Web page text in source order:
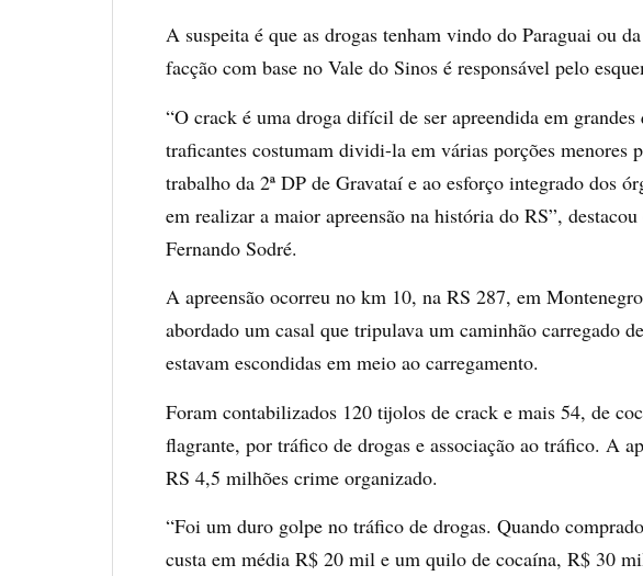
A suspeita é que as drogas tenham vindo do Paraguai ou
facção com base no Vale do Sinos é responsável pelo
“O crack é uma droga difícil de ser apreendida em grandes
traficantes costumam dividi-la em várias porções menores
trabalho da 2ª DP de Gravataí e ao esforço integrado dos
em realizar a maior apreensão na história do RS”,
Fernando Sodré.
A apreensão ocorreu no km 10, na RS 287, em
abordado um casal que tripulava um caminhão carregado
estavam escondidas em meio ao carregamento.
Foram contabilizados 120 tijolos de crack e mais 54, de
flagrante, por tráfico de drogas e associação ao tráfico. A
RS 4,5 milhões crime organizado.
“Foi um duro golpe no tráfico de drogas. Quando
custa em média R$ 20 mil e um quilo de cocaína, R$ 30